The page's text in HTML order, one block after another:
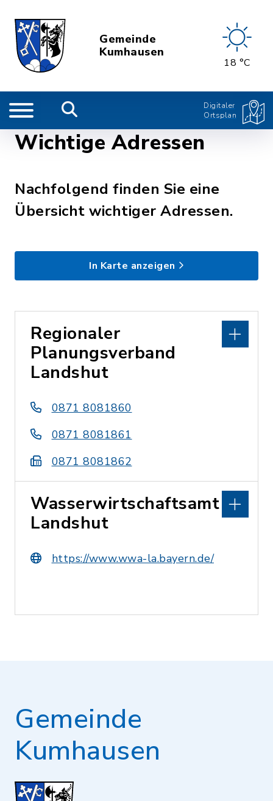
Gemeinde
Kumhausen
18 °C
Digitaler
Ortsplan
Wichtige Adressen
Nachfolgend finden Sie eine
Übersicht wichtiger Adressen.
In Karte anzeigen
Regionaler
Planungsverband
Landshut
0871 8081860
0871 8081861
0871 8081862
Wasserwirtschaftsamt
Landshut
https://www.wwa-la.bayern.de/
Gemeinde
Kumhausen